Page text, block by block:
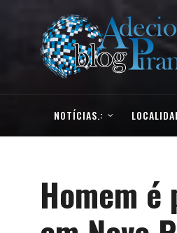
NOTÍCIAS.:
Homem